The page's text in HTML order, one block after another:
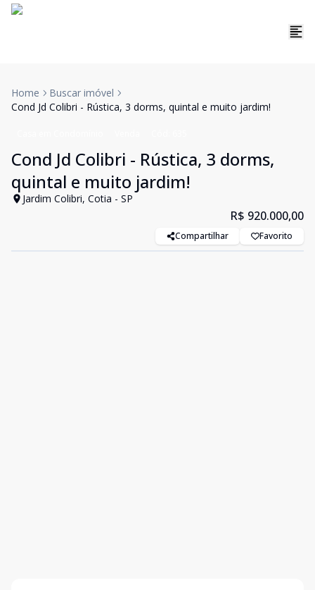
Home
Buscar imóvel
Cond Jd Colibri - Rústica, 3 dorms, quintal e muito jardim!
Cond Jd Colibri - Rústica, 3 dorms,
quintal e muito jardim!
Jardim Colibri, Cotia - SP
R$ 920.000,00
Compartilhar Favorito